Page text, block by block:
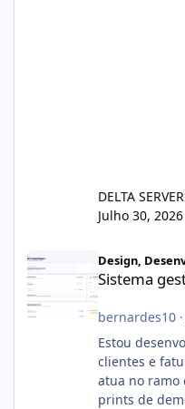
DELTA
Julho 30,
Design,
Sistema
bernardes10·
Estou
clientes e
atua no ramo
prints de